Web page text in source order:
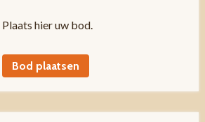
Plaats hier uw bod.
Bod plaatsen